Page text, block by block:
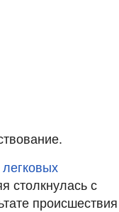
столкнулась с
происшествия